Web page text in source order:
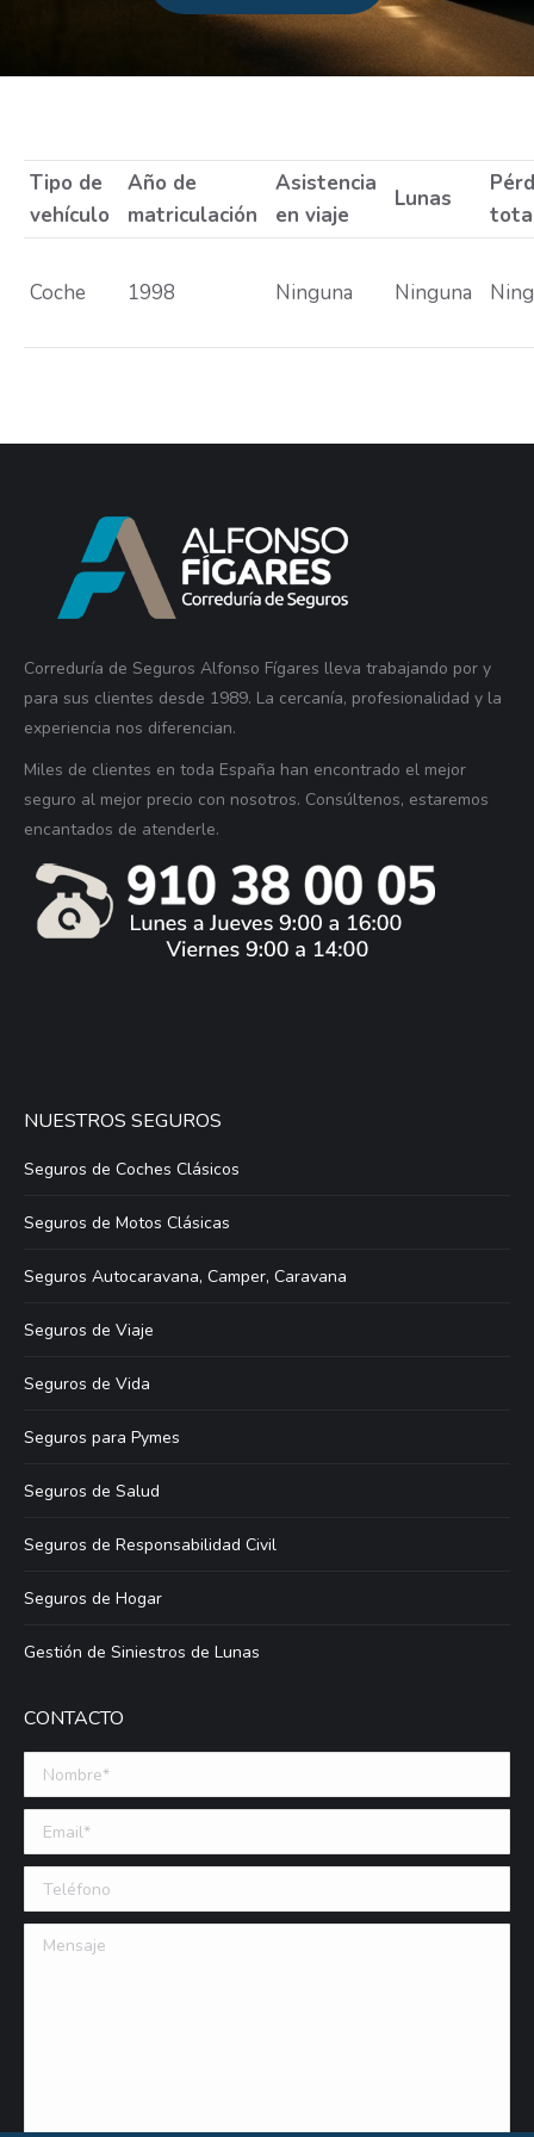
Estás aquí:
Tipo de
vehículo
Año de
matriculación
Asistencia
en viaje
Lunas
Coche 1998 Ninguna Ninguna
Correduría de Seguros Alfonso Fígares lleva trabajando por y
para sus clientes desde 1989. La cercanía, profesionalidad y la
experiencia nos diferencian.
Miles de clientes en toda España han encontrado el mejor
seguro al mejor precio con nosotros. Consúltenos, estaremos
encantados de atenderle.
NUESTROS SEGUROS
Seguros de Coches Clásicos
Seguros de Motos Clásicas
Seguros Autocaravana, Camper, Caravana
Seguros de Viaje
Seguros de Vida
Seguros para Pymes
Seguros de Salud
Seguros de Responsabilidad Civil
Seguros de Hogar
Gestión de Siniestros de Lunas
CONTACTO
Nombre *
Email (requerido)
Teléfono
Mensaje